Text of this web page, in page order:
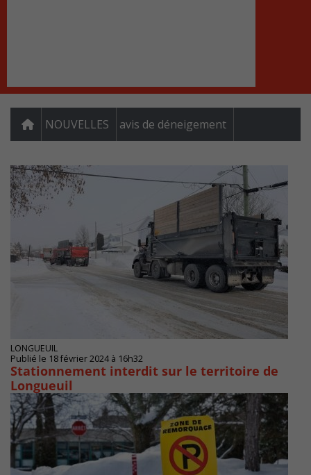
NOUVELLES avis de déneigement
LONGUEUIL
Publié le 18 février 2024 à 16h32
Stationnement interdit sur le territoire de
Longueuil